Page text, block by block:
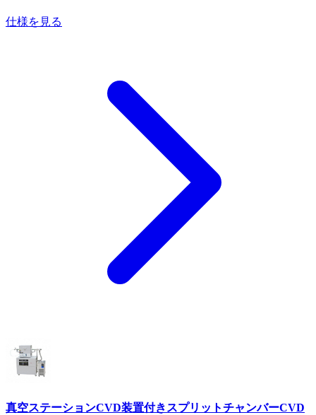
仕様を見る
真空ステーションCVD装置付きスプリットチャンバーCVD